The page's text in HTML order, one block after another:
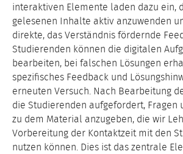
interaktiven Elemente laden dazu ein,
gelesenen Inhalte aktiv anzuwenden
direkte, das Verständnis fördernde
Studierenden können die digitalen
bearbeiten, bei falschen Lösungen
spezifisches Feedback und
erneuten Versuch. Nach Bearbeitung
die Studierenden aufgefordert, Fragen
zu dem Material anzugeben, die wir
Vorbereitung der Kontaktzeit mit den
nutzen können. Dies ist das zentrale